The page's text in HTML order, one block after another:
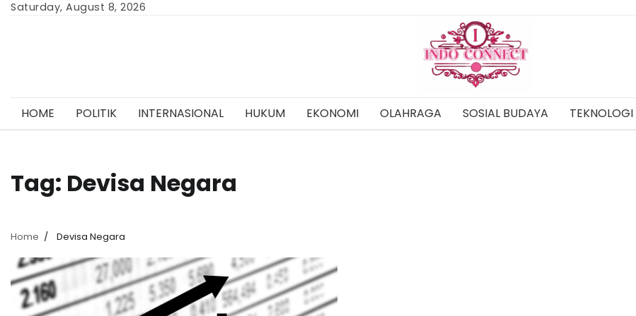
SkipSaturday, August 8, 2026
HOME POLITIK INTERNASIONAL HUKUM EKONOMI OLAHRAGA SOSIAL BUDAYA TEKNOLOGI
Tag: Devisa Negara
Home Devisa Negara